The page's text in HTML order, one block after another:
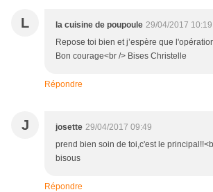
L la cuisine de poupoule 29/04/2017 10:19
Repose toi bien et j’espère que
Bon courage<br /> Bises Christelle
Répondre
J josette 29/04/2017 09:49
prend bien soin de toi,c'est le
bisous
Répondre